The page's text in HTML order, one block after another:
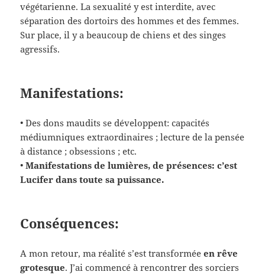
végétarienne. La sexualité y est interdite, avec
séparation des dortoirs des hommes et des femmes.
Sur place, il y a beaucoup de chiens et des singes
agressifs.
Manifestations:
• Des dons maudits se développent: capacités
médiumniques extraordinaires ; lecture de la pensée
à distance ; obsessions ; etc.
•Manifestations de lumières, de présences: c’est
Lucifer dans toute sa puissance.
Conséquences:
A mon retour, ma réalité s’est transforméeen rêve
grotesque. J’ai commencé à rencontrer des sorciers